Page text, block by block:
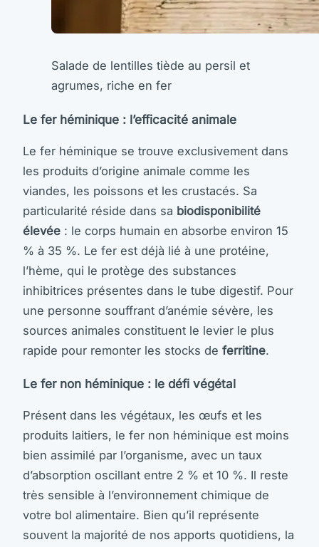
Salade de lentilles tiède au persil et
agrumes, riche en fer
Le fer héminique : l’efficacité animale
Le fer héminique se trouve exclusivement dans
les produits d’origine animale comme les
viandes, les poissons et les crustacés. Sa
particularité réside dans sa biodisponibilité
élevée : le corps humain en absorbe environ 15
% à 35 %. Le fer est déjà lié à une protéine,
l’hème, qui le protège des substances
inhibitrices présentes dans le tube digestif. Pour
une personne souffrant d’anémie sévère, les
sources animales constituent le levier le plus
rapide pour remonter les stocks de ferritine.
Le fer non héminique : le défi végétal
Présent dans les végétaux, les œufs et les
produits laitiers, le fer non héminique est moins
bien assimilé par l’organisme, avec un taux
d’absorption oscillant entre 2 % et 10 %. Il reste
très sensible à l’environnement chimique de
votre bol alimentaire. Bien qu’il représente
souvent la majorité de nos apports quotidiens, la